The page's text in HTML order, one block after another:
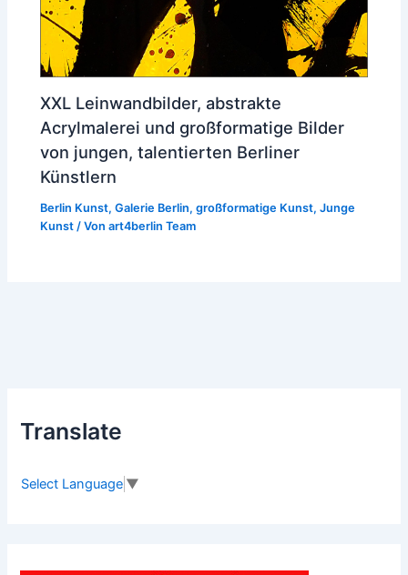
XXL Leinwandbilder, abstrakte
Acrylmalerei und großformatige Bilder
von jungen, talentierten Berliner
Künstlern
Berlin Kunst,Galerie Berlin,großformatige Kunst,Junge
Kunst / Vonart4berlin Team
Translate
Select Language ▼